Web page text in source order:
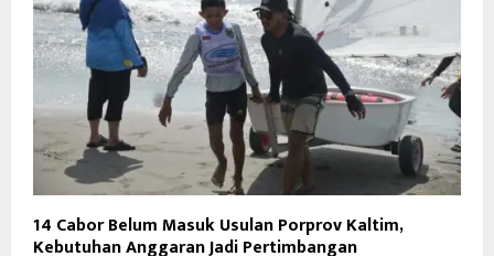
14 Cabor Belum Masuk Usulan Porprov Kaltim,
Kebutuhan Anggaran Jadi Pertimbangan